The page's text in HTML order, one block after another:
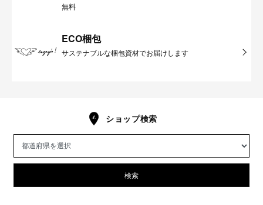
無料
ECO梱包
サステナブルな梱包資材でお届けします
ショップ検索
検索